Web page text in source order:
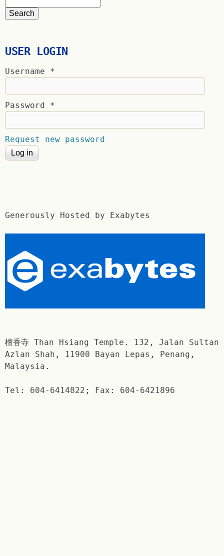
USER LOGIN
Username *
Password *
Request new password
Generously Hosted by Exabytes
檀香寺 Than Hsiang Temple. 132, Jalan Sultan
Azlan Shah, 11900 Bayan Lepas, Penang,
Malaysia.
Tel: 604-6414822; Fax: 604-6421896